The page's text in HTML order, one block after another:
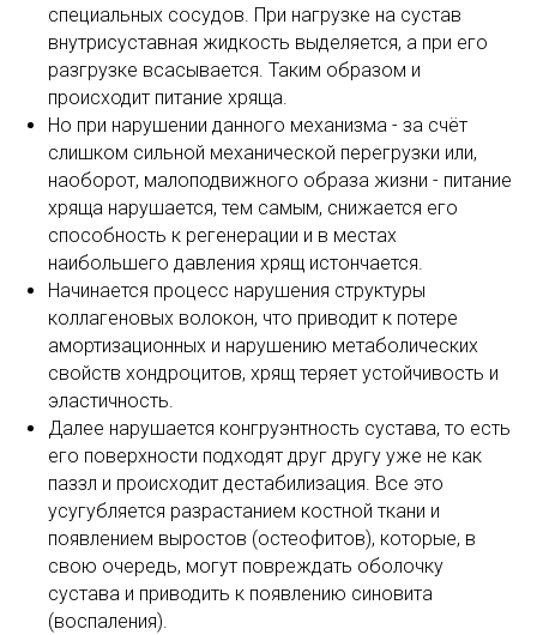
специальных сосудов. При нагрузке на сустав
внутрисуставная жидкость выделяется, а при его
разгрузке всасывается. Таким образом и
происходит питание хряща.
Но при нарушении данного механизма - за счёт
слишком сильной механической перегрузки или,
наоборот, малоподвижного образа жизни - питание
хряща нарушается, тем самым, снижается его
способность к регенерации и в местах
наибольшего давления хрящ истончается.
Начинается процесс нарушения структуры
коллагеновых волокон, что приводит к потере
амортизационных и нарушению метаболических
свойств хондроцитов, хрящ теряет устойчивость и
эластичность.
Далее нарушается конгруэнтность сустава, то есть
его поверхности подходят друг другу уже не как
паззл и происходит дестабилизация. Все это
усугубляется разрастанием костной ткани и
появлением выростов (остеофитов), которые, в
свою очередь, могут повреждать оболочку
сустава и приводить к появлению синовита
(воспаления).